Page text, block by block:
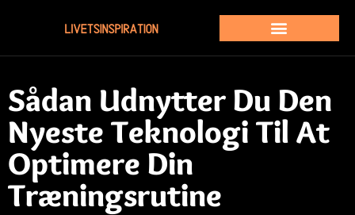
Sådan Udnytter Du Den
Nyeste Teknologi Til At
Optimere Din
Træningsrutine